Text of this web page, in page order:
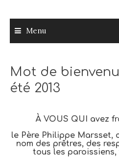
Menu
Mot de
été 2013
À VOUS QUI avez
le Père Philippe Marsset,
nom des prêtres, des
tous les